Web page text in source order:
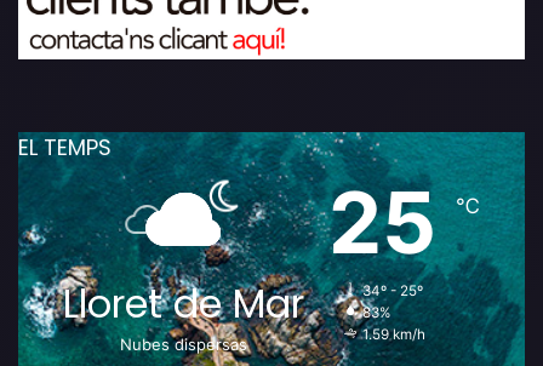
EL TEMPS
Lloret de Mar
Nubes dispersas
25℃
34º - 25º
83%
1.59 km/h